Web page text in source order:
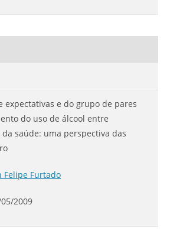
expectativas e do grupo de pares
do uso de álcool entre
saúde: uma perspectiva das
Felipe Furtado
2009